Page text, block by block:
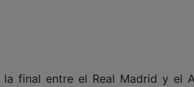
final entre el Real Madrid y el